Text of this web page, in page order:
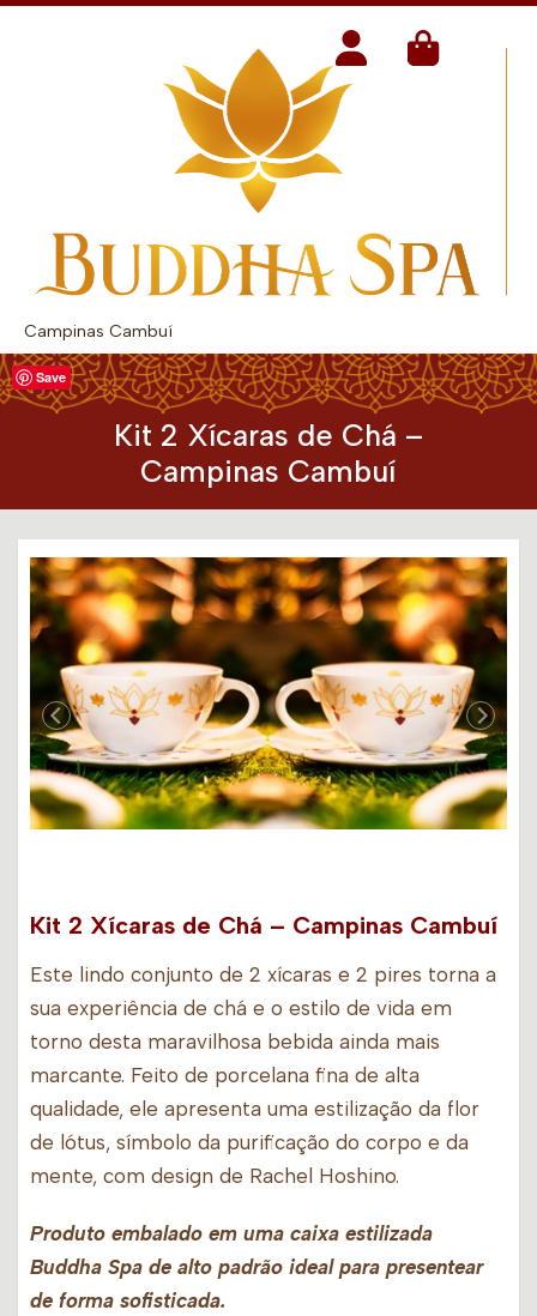
Campinas Cambuí
Kit 2 Xícaras de Chá –
Campinas Cambuí
Save
Kit 2 Xícaras de Chá – Campinas Cambuí
Este lindo conjunto de 2 xícaras e 2 pires torna a
sua experiência de chá e o estilo de vida em
torno desta maravilhosa bebida ainda mais
marcante. Feito de porcelana fina de alta
qualidade, ele apresenta uma estilização da flor
de lótus, símbolo da purificação do corpo e da
mente, com design de Rachel Hoshino.
Produto embalado em uma caixa estilizada
Buddha Spa de alto padrão ideal para presentear
de forma sofisticada.